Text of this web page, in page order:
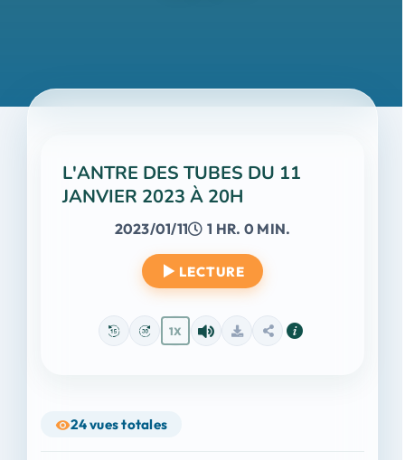
L'ANTRE DES TUBES DU 11
JANVIER 2023 À 20H
2023/01/11 1 HR. 0 MIN.
LECTURE
1X
24vues totales